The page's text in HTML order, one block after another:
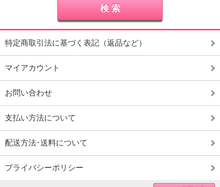
特定商取引法に基づく表記（返品など）
マイアカウント
お問い合わせ
支払い方法について
配送方法･送料について
プライバシーポリシー